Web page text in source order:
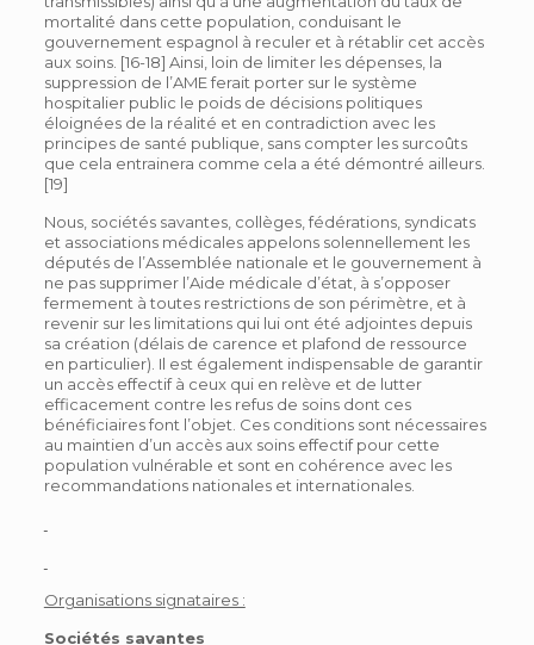
mortalité dans cette population, conduisant le
gouvernement espagnol à reculer et à rétablir cet accès
aux soins. [16-18] Ainsi, loin de limiter les dépenses, la
suppression de l’AME ferait porter sur le système
hospitalier public le poids de décisions politiques
éloignées de la réalité et en contradiction avec les
principes de santé publique, sans compter les surcoûts
que cela entrainera comme cela a été démontré ailleurs.
[19]
Nous, sociétés savantes, collèges, fédérations, syndicats
et associations médicales appelons solennellement les
députés de l’Assemblée nationale et le gouvernement à
ne pas supprimer l’Aide médicale d’état, à s’opposer
fermement à toutes restrictions de son périmètre, et à
revenir sur les limitations qui lui ont été adjointes depuis
sa création (délais de carence et plafond de ressource
en particulier). Il est également indispensable de garantir
un accès effectif à ceux qui en relève et de lutter
efficacement contre les refus de soins dont ces
bénéficiaires font l’objet. Ces conditions sont nécessaires
au maintien d’un accès aux soins effectif pour cette
population vulnérable et sont en cohérence avec les
recommandations nationales et internationales.
Organisations signataires :
Sociétés savantes